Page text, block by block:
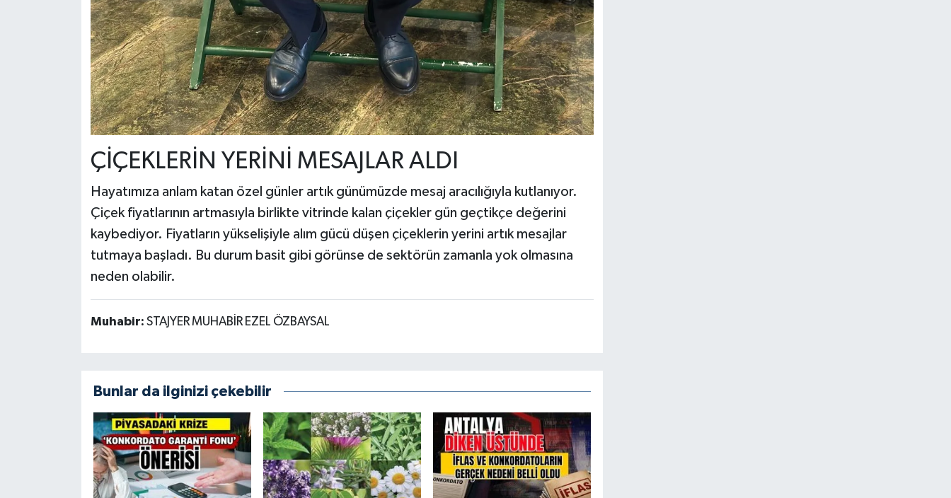
ÇİÇEKLERİN YERİNİ MESAJLAR ALDI
Hayatımıza anlam katan özel günler artık günümüzde mesaj aracılığıyla kutlanıyor.
Çiçek fiyatlarının artmasıyla birlikte vitrinde kalan çiçekler gün geçtikçe değerini
kaybediyor. Fiyatların yükselişiyle alım gücü düşen çiçeklerin yerini artık mesajlar
tutmaya başladı. Bu durum basit gibi görünse de sektörün zamanla yok olmasına
neden olabilir.
Muhabir: STAJYER MUHABİR EZEL ÖZBAYSAL
Bunlar da ilginizi çekebilir